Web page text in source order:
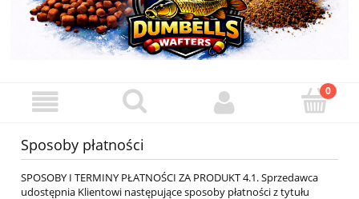
Sposoby płatności
SPOSOBY I TERMINY PŁATNOŚCI ZA PRODUKT 4.1. Sprzedawca
udostępnia Klientowi następujące sposoby płatności z tytułu